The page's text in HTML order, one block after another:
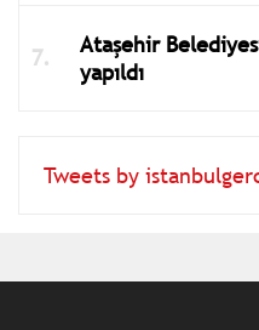
Ataşehir
yapıldı
Tweets by